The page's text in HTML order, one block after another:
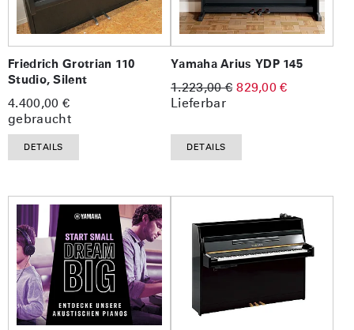
Friedrich Grotrian 110
Studio, Silent
4.400,00 €
gebraucht
DETAILS
Yamaha Arius YDP 145
1.223,00 € 829,00 €
Lieferbar
DETAILS